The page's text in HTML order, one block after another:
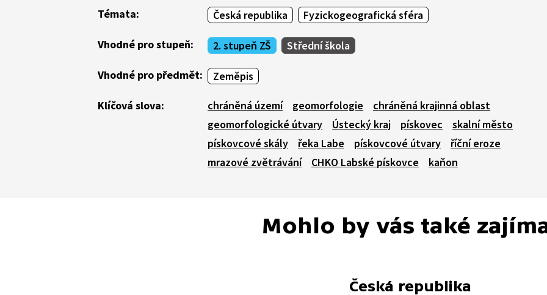
Témata: Česká republika Fyzickogeografická sféra
Vhodné pro stupeň: 2. stupeň ZŠ Střední škola
Vhodné pro předmět: Zeměpis
Klíčová slova: chráněná území geomorfologie
chráněná krajinná oblast
geomorfologické útvary
Ústecký kraj pískovec
skalní město
pískovcové skály
řeka Labe pískovcové útvary
říční eroze
mrazové zvětrávání
CHKO Labské pískovce kaňon
Mohlo by vás také
Česká republika